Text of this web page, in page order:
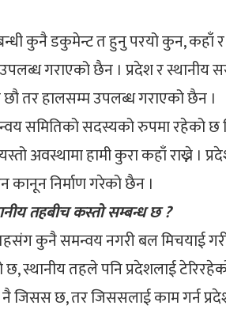
कुनै डकुमेन्ट त हुनु परयो कुन, कहाँ
गराएको छैन । प्रदेश र स्थानीय
तर हालसम्म उपलब्ध गराएको छैन ।
समितिको सदस्यको रुपमा
अवस्थामा हामी कुरा कहाँ राख्ने ।
निर्माण गरेको छैन ।
तहबीच कस्तो सम्बन्ध छ ?
कुनै समन्वय नगरी बल मिचयाई गरी
स्थानीय तहले पनि प्रदेशलाई
जिसस छ, तर जिससलाई काम गर्न